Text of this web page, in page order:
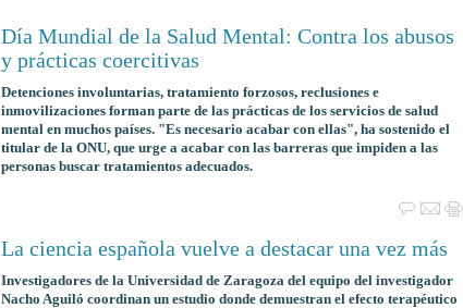
Día Mundial de la Salud Mental: Contra los abusos
y prácticas coercitivas
Detenciones involuntarias, tratamiento forzosos, reclusiones e
inmovilizaciones forman parte de las prácticas de los servicios de salud
mental en muchos países. "Es necesario acabar con ellas", ha sostenido el
titular de la ONU, que urge a acabar con las barreras que impiden a las
personas buscar tratamientos adecuados.
La ciencia española vuelve a destacar una vez más
Investigadores de la Universidad de Zaragoza del equipo del investigador
Nacho Aguiló coordinan un estudio donde demuestran el efecto terapéutico